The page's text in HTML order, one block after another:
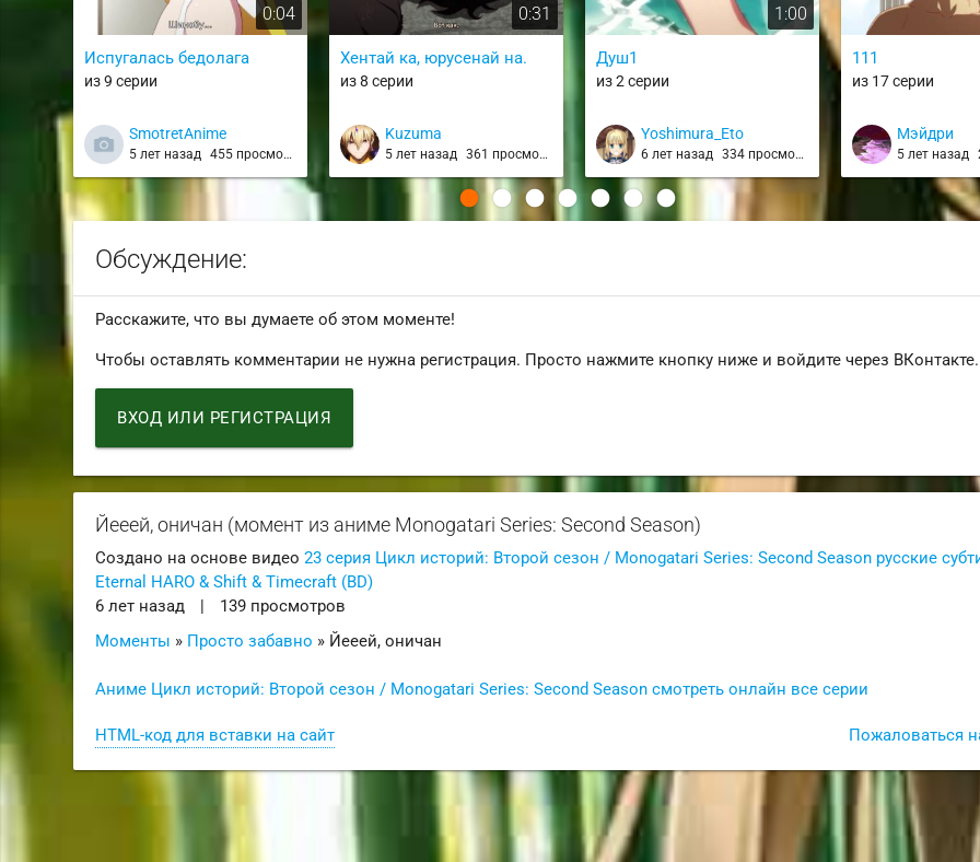
0:04
Испугалась бедолага
из 9 серии
SmotretAnime
5 лет назад 455 просмотров
0:31
Хентай ка, юрусенай на.
из 8 серии
Kuzuma
5 лет назад 361 просмотр
1:00
Душ1
из 2 серии
Yoshimura_Eto
6 лет назад 334 просмотра
111
из 17 серии
Мэйдри
5 лет назад
Обсуждение:
Расскажите, что вы думаете об этом моменте!
Чтобы оставлять комментарии не нужна регистрация. Просто нажмите кнопку ниже и войдите через ВКонтакте.
ВХОД ИЛИ РЕГИСТРАЦИЯ
Йееей, оничан (момент из аниме Monogatari Series: Second Season)
Создано на основе видео23 серия Цикл историй: Второй сезон / Monogatari Series: Second Season русские
Eternal HARO & Shift & Timecraft (BD)
6 лет назад
|
139 просмотров
Моменты » Просто забавно » Йееей, оничан
Аниме Цикл историй: Второй сезон / Monogatari Series: Second Season смотреть онлайн все серии
Пожаловаться
HTML-код для вставки на сайт